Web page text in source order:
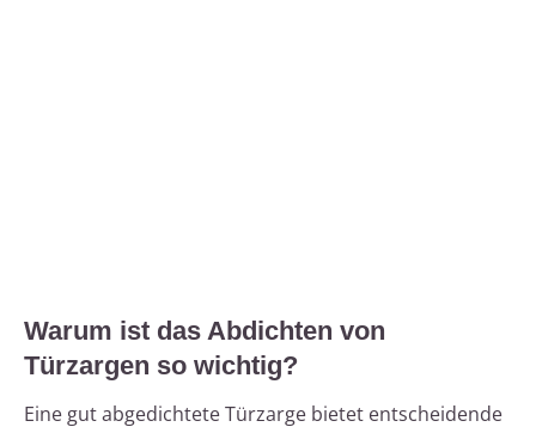
Warum ist das Abdichten von
Türzargen so wichtig?
Eine gut abgedichtete Türzarge bietet entscheidende